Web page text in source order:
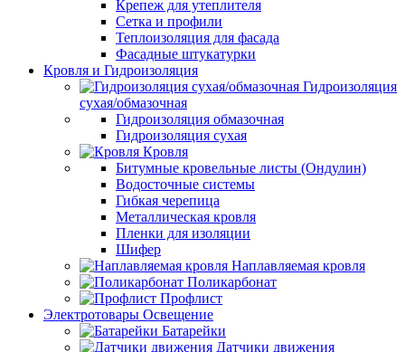
Крепеж для утеплителя
Сетка и профили
Теплоизоляция для фасада
Фасадные штукатурки
Кровля и Гидроизоляция
Гидроизоляция
сухая/обмазочная
Гидроизоляция обмазочная
Гидроизоляция сухая
Кровля
Битумные кровельные листы (Ондулин)
Водосточные системы
Гибкая черепица
Металлическая кровля
Пленки для изоляции
Шифер
Наплавляемая кровля
Поликарбонат
Профлист
Электротовары Освещение
Батарейки
Датчики движения